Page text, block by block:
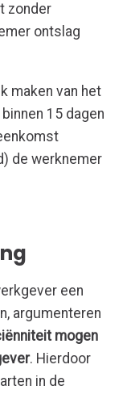
zonder
ontslag
maken van het
15 dagen
de werknemer
een
argumenteren
mogen
. Hierdoor
in de